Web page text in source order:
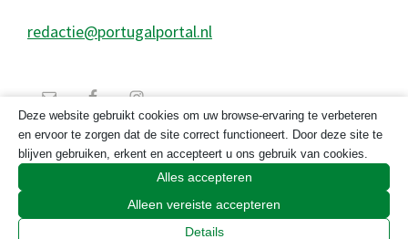
redactie@portugalportal.nl
© 2026 Copyright Portugal Portal 2023
Deze website gebruikt cookies om uw browse-ervaring te verbeteren
en ervoor te zorgen dat de site correct functioneert. Door deze site te
blijven gebruiken, erkent en accepteert u ons gebruik van cookies.
Alles accepteren
Alleen vereiste accepteren
Details